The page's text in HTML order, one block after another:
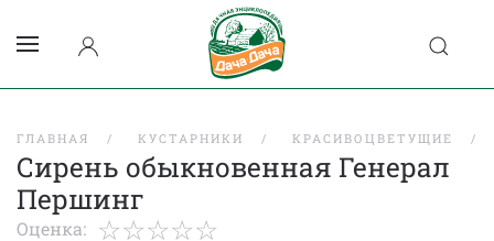
ГЛАВНАЯ КУСТАРНИКИ КРАСИВОЦВЕТУЩИЕ
Сирень обыкновенная Генерал
Першинг
Оценка: